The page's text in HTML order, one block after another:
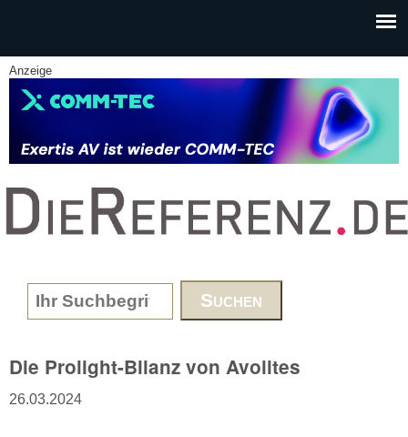
Anzeige
www.DieReferenz.de
Search form
Die Prolight-Bilanz von Avolites
26.03.2024